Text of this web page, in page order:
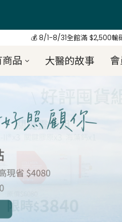
品 大醫的故事
🔦 好評延長❗️ 滿 $3,800 +
【8/3-8/10 爸氣補給站
💰 8/1-8/31全館滿 $2,500輸
🔦 好評延長❗️ 滿 $3,800 +